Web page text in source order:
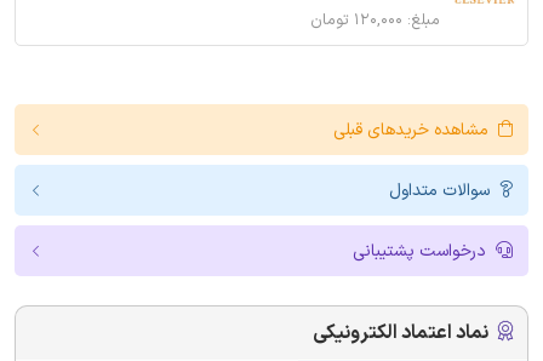
مبلغ: ۱۲۰,۰۰۰ تومان
مشاهده خریدهای قبلی
سوالات متداول
درخواست پشتیبانی
نماد اعتماد الکترونیکی